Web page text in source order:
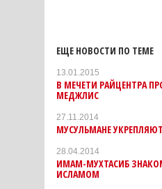
ЕЩЕ НОВОСТИ ПО ТЕМЕ
13.01.2015
В МЕЧЕТИ РАЙЦЕНТРА
МЕДЖЛИС
27.11.2014
МУСУЛЬМАНЕ
28.04.2014
ИМАМ-МУХТАСИБ
ИСЛАМОМ